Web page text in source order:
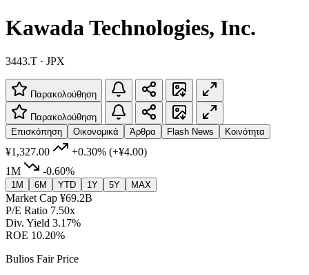
Kawada Technologies, Inc.
3443.T · JPX
Παρακολούθηση
Παρακολούθηση
Επισκόπηση
Οικονομικά Άρθρα Flash News Κοινότητα
¥1,327.00 +0.30% (+¥4.00)
1M
-0.60%
1M 6M YTD 1Y 5Y MAX
Market Cap ¥69.2B
P/E Ratio 7.50x
Div. Yield 3.17%
ROE 10.20%
Bulios Fair Price